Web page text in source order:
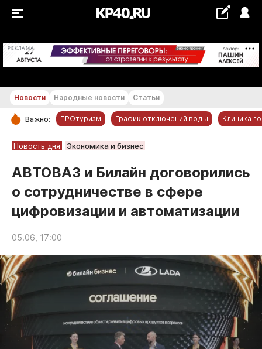
РЕКЛАМА +28...+29 °С
РУБРИКИ
Обнинск
Статьи
Народные новости
Авто и транспорт
Благоустройство
Криминал
Недвижимость и ЖКХ
Образование
Общество
Новости Народные новости Статьи
Важно: ПРОтуризм График отключений воды Клиника
Новость дня Экономика и бизнес
АВТОВАЗ и Билайн договорились
о сотрудничестве в сфере
цифровизации и автоматизации
05.06, 17:00